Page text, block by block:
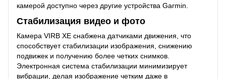
камерой доступно через другие устройства Garmin.
Стабилизация видео и фото
Камера VIRB XE снабжена датчиками движения, что
способствует стабилизации изображения, снижению
подвижек и получению более четких снимков.
Электронная система стабилизации минимизирует
вибрации, делая изображение четким даже в